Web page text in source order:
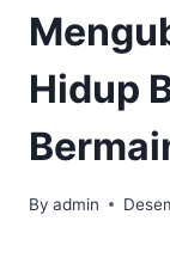
Hidup
By admin